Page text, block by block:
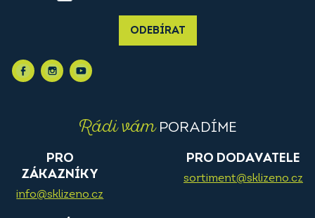
ODEBÍRAT
Rádi vámPORADÍME
PRO
ZÁKAZNÍKY
info@sklizeno.cz
PRO DODAVATELE
sortiment@sklizeno.cz